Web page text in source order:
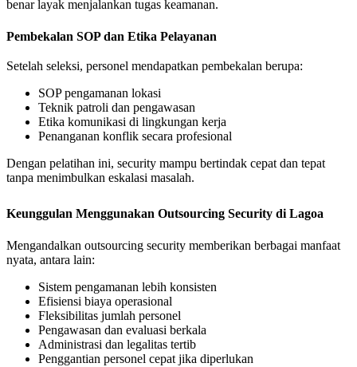
benar layak menjalankan tugas keamanan.
Pembekalan SOP dan Etika Pelayanan
Setelah seleksi, personel mendapatkan pembekalan berupa:
SOP pengamanan lokasi
Teknik patroli dan pengawasan
Etika komunikasi di lingkungan kerja
Penanganan konflik secara profesional
Dengan pelatihan ini, security mampu bertindak cepat dan tepat
tanpa menimbulkan eskalasi masalah.
Keunggulan Menggunakan Outsourcing Security di Lagoa
Mengandalkan outsourcing security memberikan berbagai manfaat
nyata, antara lain:
Sistem pengamanan lebih konsisten
Efisiensi biaya operasional
Fleksibilitas jumlah personel
Pengawasan dan evaluasi berkala
Administrasi dan legalitas tertib
Penggantian personel cepat jika diperlukan